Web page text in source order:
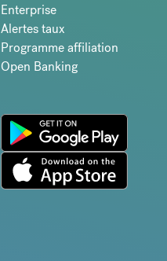
Enterprise
Alertes taux
Programme affiliation
Open Banking